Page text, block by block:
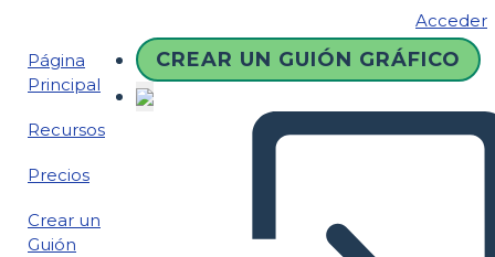
Acceder
Página
Principal
Recursos
Precios
Crear un
Guión
CREAR UN GUIÓN GRÁFICO